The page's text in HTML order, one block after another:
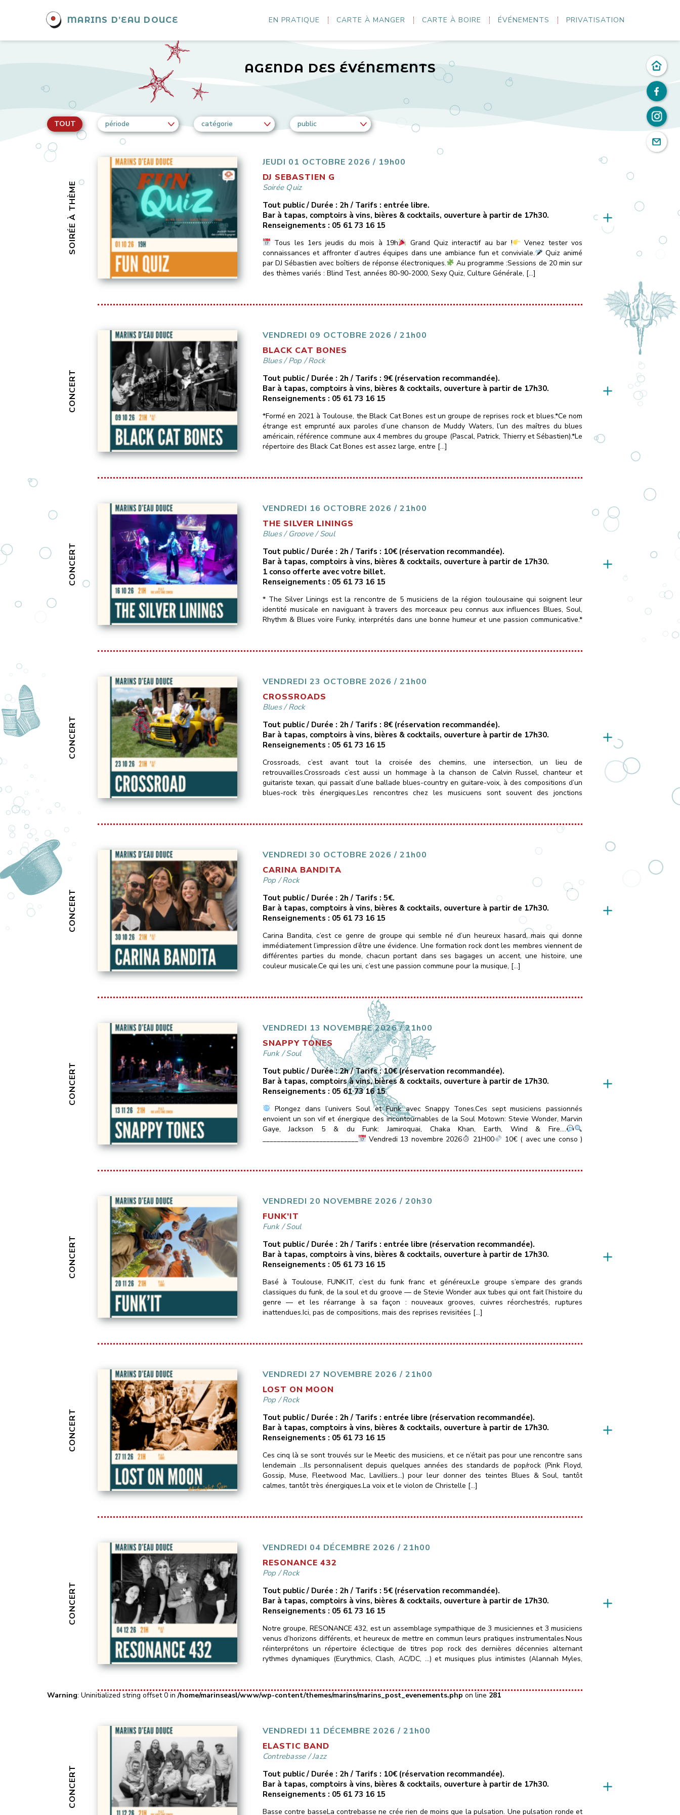
MARINS D’EAU DOUCE EN PRATIQUE CARTE À MANGER CARTE À BOIRE ÉVÉNEMENTS PRIVATISATION
AGENDA DES ÉVÉNEMENTS
TOUT période catégorie public
SOIRÉE À THÈME
JEUDI 01 OCTOBRE 2026 / 19h00
DJ SEBASTIEN G
Soirée Quiz
Tout public / Durée : 2h / Tarifs : entrée libre.
Bar à tapas, comptoirs à vins, bières & cocktails, ouverture à partir de 17h30.
Renseignements : 05 61 73 16 15
Tous les 1ers jeudis du mois à 19h Grand Quiz interactif au bar !
Venez tester vos
connaissances et affronter d’autres équipes dans une ambiance fun et conviviale.
Quiz animé
par DJ Sébastien avec boîtiers de réponse électroniques.
Au programme :Sessions de 20 min sur
des thèmes variés : Blind Test, années 80-90-2000, Sexy Quiz, Culture Générale, […]
CONCERT
VENDREDI 09 OCTOBRE 2026 / 21h00
BLACK CAT BONES
Blues/Pop /Rock
Tout public / Durée : 2h / Tarifs : 9€ (réservation recommandée).
Bar à tapas, comptoirs à vins, bières & cocktails, ouverture à partir de 17h30.
Renseignements : 05 61 73 16 15
*Formé en 2021 à Toulouse, the Black Cat Bones est un groupe de reprises rock et blues.*Ce nom
étrange est emprunté aux paroles d’une chanson de Muddy Waters, l’un des maîtres du blues
américain, référence commune aux 4 membres du groupe (Pascal, Patrick, Thierry et Sébastien).*Le
répertoire des Black Cat Bones est assez large, entre […]
CONCERT
VENDREDI 16 OCTOBRE 2026 / 21h00
THE SILVER LININGS
Blues/ Groove/Soul
Tout public / Durée : 2h / Tarifs : 10€ (réservation recommandée).
Bar à tapas, comptoirs à vins, bières & cocktails, ouverture à partir de 17h30.
1 conso offerte avec votre billet.
Renseignements : 05 61 73 16 15
* The Silver Linings est la rencontre de 5 musiciens de la région toulousaine qui soignent leur
identité musicale en naviguant à travers des morceaux peu connus aux influences Blues, Soul,
Rhythm & Blues voire Funky, interprétés dans une bonne humeur et une passion communicative.*
CONCERT
VENDREDI 23 OCTOBRE 2026 / 21h00
CROSSROADS
Blues/Rock
Tout public / Durée : 2h / Tarifs : 8€ (réservation recommandée).
Bar à tapas, comptoirs à vins, bières & cocktails, ouverture à partir de 17h30.
Renseignements : 05 61 73 16 15
Crossroads, c’est avant tout la croisée des chemins, une intersection, un lieu de
retrouvailles.Crossroads c’est aussi un hommage à la chanson de Calvin Russel, chanteur et
guitariste texan, qui passait d’une ballade blues-country en guitare-voix, à des compositions d’un
blues-rock très énergiques.Les rencontres chez les musicuens sont souvent des jonctions
CONCERT
VENDREDI 30 OCTOBRE 2026 / 21h00
CARINA BANDITA
Pop /Rock
Tout public / Durée : 2h / Tarifs : 5€.
Bar à tapas, comptoirs à vins, bières & cocktails, ouverture à partir de 17h30.
Renseignements : 05 61 73 16 15
Carina Bandita, c’est ce genre de groupe qui semble né d’un heureux hasard, mais qui donne
immédiatement l’impression d’être une évidence. Une formation rock dont les membres viennent de
différentes parties du monde, chacun portant dans ses bagages un accent, une histoire, une
couleur musicale.Ce qui les uni, c’est une passion commune pour la musique, […]
CONCERT
VENDREDI 13 NOVEMBRE 2026 / 21h00
SNAPPY TONES
Funk/Soul
Tout public / Durée : 2h / Tarifs : 10€ (réservation recommandée).
Bar à tapas, comptoirs à vins, bières & cocktails, ouverture à partir de 17h30.
Renseignements : 05 61 73 16 15
Plongez dans l’univers Soul et Funk avec Snappy Tones.Ces sept musiciens passionnés
envoient un son vif et énergique des incontournables de la Soul Motown: Stevie Wonder, Marvin
Gaye, Jackson 5 & du Funk: Jamiroquai, Chaka Khan, Earth, Wind & Fire….
___________________________
Vendredi 13 novembre 2026 21H00
10€ ( avec une conso )
CONCERT
VENDREDI 20 NOVEMBRE 2026 / 20h30
FUNK’IT
Funk/Soul
Tout public / Durée : 2h / Tarifs : entrée libre (réservation recommandée).
Bar à tapas, comptoirs à vins, bières & cocktails, ouverture à partir de 17h30.
Renseignements : 05 61 73 16 15
Basé à Toulouse, FUNK.IT, c’est du funk franc et généreux.Le groupe s’empare des grands
classiques du funk, de la soul et du groove — de Stevie Wonder aux tubes qui ont fait l’histoire du
genre — et les réarrange à sa façon : nouveaux grooves, cuivres réorchestrés, ruptures
inattendues.Ici, pas de compositions, mais des reprises revisitées […]
CONCERT
VENDREDI 27 NOVEMBRE 2026 / 21h00
LOST ON MOON
Pop /Rock
Tout public / Durée : 2h / Tarifs : entrée libre (réservation recommandée).
Bar à tapas, comptoirs à vins, bières & cocktails, ouverture à partir de 17h30.
Renseignements : 05 61 73 16 15
Ces cinq là se sont trouvés sur le Meetic des musiciens, et ce n’était pas pour une rencontre sans
lendemain …Ils personnalisent depuis quelques années des standards de pop/rock (Pink Floyd,
Gossip, Muse, Fleetwood Mac, Lavilliers…) pour leur donner des teintes Blues & Soul, tantôt
calmes, tantôt très énergiques.La voix et le violon de Christelle […]
CONCERT
VENDREDI 04 DÉCEMBRE 2026 / 21h00
RESONANCE 432
Pop /Rock
Tout public / Durée : 2h / Tarifs : 5€ (réservation recommandée).
Bar à tapas, comptoirs à vins, bières & cocktails, ouverture à partir de 17h30.
Renseignements : 05 61 73 16 15
Notre groupe, RESONANCE 432, est un assemblage sympathique de 3 musiciennes et 3 musiciens
venus d’horizons différents, et heureux de mettre en commun leurs pratiques instrumentales.Nous
réinterprétons un répertoire éclectique de titres pop rock des dernières décennies alternant
rythmes dynamiques (Eurythmics, Clash, AC/DC, …) et musiques plus intimistes (Alannah Myles,
Warning: Uninitialized string offset 0 in/home/marinseasl/www/wp-content/themes/marins/marins_post_evenements.php on line 281
CONCERT
VENDREDI 11 DÉCEMBRE 2026 / 21h00
ELASTIC BAND
Contrebasse/Jazz
Tout public / Durée : 2h / Tarifs : 10€ (réservation recommandée).
Bar à tapas, comptoirs à vins, bières & cocktails, ouverture à partir de 17h30.
Renseignements : 05 61 73 16 15
Basse contre basseLa contrebasse ne crée rien de moins que la pulsation. Une pulsation ronde et